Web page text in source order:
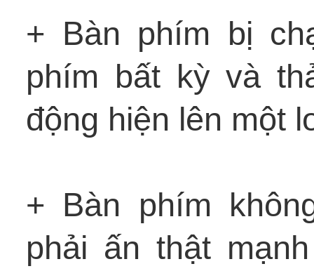
+ Bàn phím bị
phím bất kỳ và
động hiện lên một
+ Bàn phím
phải ấn thật